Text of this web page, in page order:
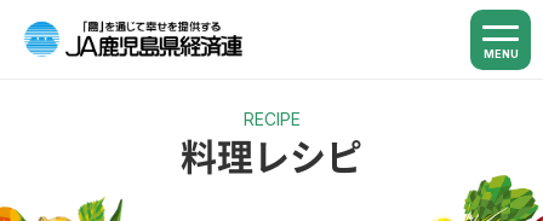
MENU
RECIPE
料理レシピ